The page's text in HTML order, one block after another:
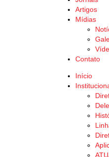
Artigos
Mídias
Contato
Início